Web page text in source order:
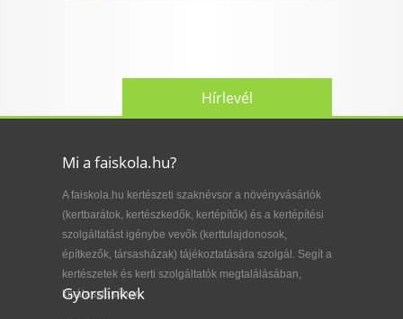
Hírlevél
Mi a faiskola.hu?
A faiskola.hu kertészeti szaknévsor a növényvásárlók
(kertbarátok, kertészkedők, kertépítők) és a kertépítési
szolgáltatást igénybe vevők (kerttulajdonosok,
építkezők, társasházak) tájékoztatására szolgál. Segít a
kertészetek és kerti szolgáltatók megtalálásában,
kiválasztásában.
Gyorslinkek